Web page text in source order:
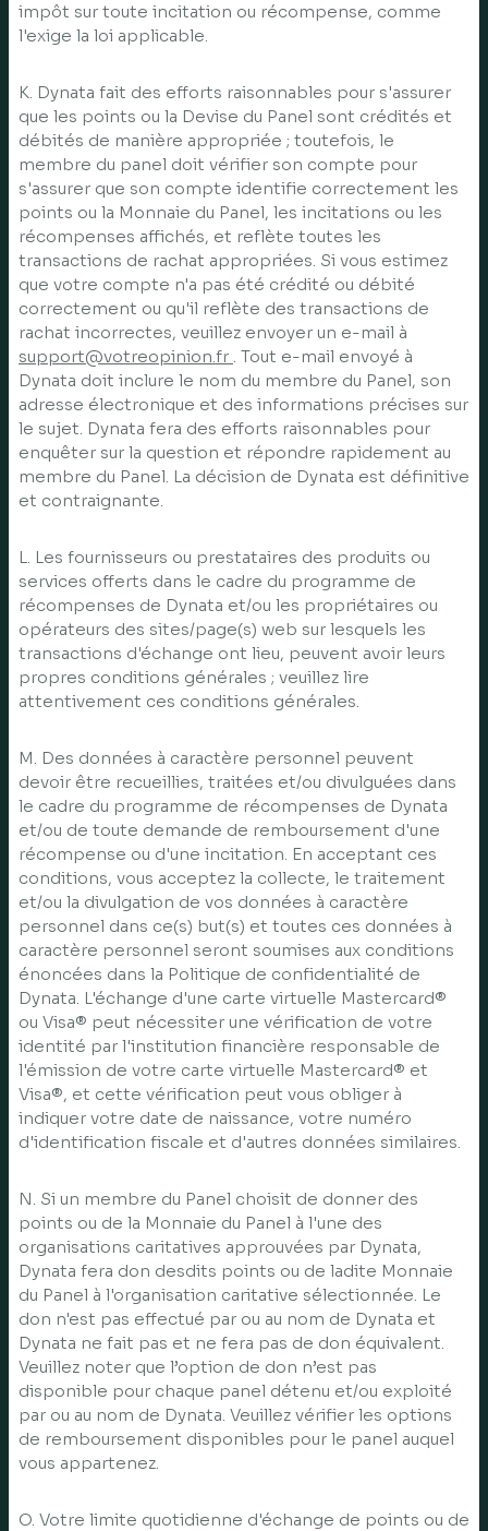
impôt sur toute incitation ou récompense, comme
l'exige la loi applicable.
K. Dynata fait des efforts raisonnables pour s'assurer
que les points ou la Devise du Panel sont crédités et
débités de manière appropriée ; toutefois, le
membre du panel doit vérifier son compte pour
s'assurer que son compte identifie correctement les
points ou la Monnaie du Panel, les incitations ou les
récompenses affichés, et reflète toutes les
transactions de rachat appropriées. Si vous estimez
que votre compte n'a pas été crédité ou débité
correctement ou qu'il reflète des transactions de
rachat incorrectes, veuillez envoyer un e-mail à
support@votreopinion.fr . Tout e-mail envoyé à
Dynata doit inclure le nom du membre du Panel, son
adresse électronique et des informations précises sur
le sujet. Dynata fera des efforts raisonnables pour
enquêter sur la question et répondre rapidement au
membre du Panel. La décision de Dynata est définitive
et contraignante.
L. Les fournisseurs ou prestataires des produits ou
services offerts dans le cadre du programme de
récompenses de Dynata et/ou les propriétaires ou
opérateurs des sites/page(s) web sur lesquels les
transactions d'échange ont lieu, peuvent avoir leurs
propres conditions générales ; veuillez lire
attentivement ces conditions générales.
M. Des données à caractère personnel peuvent
devoir être recueillies, traitées et/ou divulguées dans
le cadre du programme de récompenses de Dynata
et/ou de toute demande de remboursement d'une
récompense ou d'une incitation. En acceptant ces
conditions, vous acceptez la collecte, le traitement
et/ou la divulgation de vos données à caractère
personnel dans ce(s) but(s) et toutes ces données à
caractère personnel seront soumises aux conditions
énoncées dans la Politique de confidentialité de
Dynata. L'échange d'une carte virtuelle Mastercard®
ou Visa® peut nécessiter une vérification de votre
identité par l'institution financière responsable de
l'émission de votre carte virtuelle Mastercard® et
Visa®, et cette vérification peut vous obliger à
indiquer votre date de naissance, votre numéro
d'identification fiscale et d'autres données similaires.
N. Si un membre du Panel choisit de donner des
points ou de la Monnaie du Panel à l'une des
organisations caritatives approuvées par Dynata,
Dynata fera don desdits points ou de ladite Monnaie
du Panel à l'organisation caritative sélectionnée. Le
don n'est pas effectué par ou au nom de Dynata et
Dynata ne fait pas et ne fera pas de don équivalent.
Veuillez noter que l’option de don n’est pas
disponible pour chaque panel détenu et/ou exploité
par ou au nom de Dynata. Veuillez vérifier les options
de remboursement disponibles pour le panel auquel
vous appartenez.
O. Votre limite quotidienne d'échange de points ou de